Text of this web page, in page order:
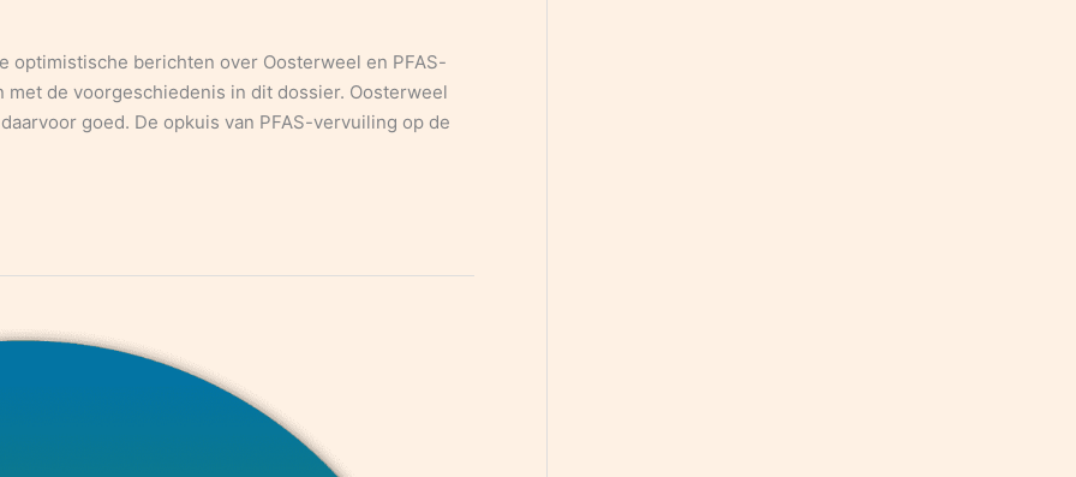
optimistische berichten over Oosterweel en PFAS-
de voorgeschiedenis in dit dossier. Oosterweel
goed. De opkuis van PFAS-vervuiling op de